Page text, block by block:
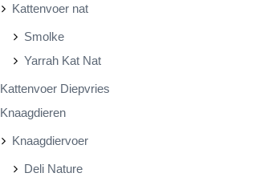
Kattenvoer nat
Smolke
Yarrah Kat Nat
Kattenvoer Diepvries
Knaagdieren
Knaagdiervoer
Deli Nature